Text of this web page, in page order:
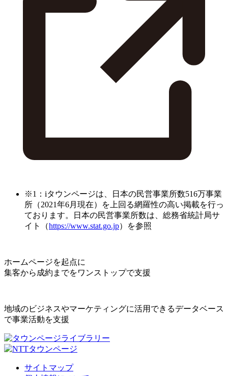
※1：iタウンページは、日本の民営事業所数516万事業
所（2021年6月現在）を上回る網羅性の高い掲載を行っ
ております。日本の民営事業所数は、総務省統計局サ
イト（https://www.stat.go.jp）を参照
ホームページを起点に
集客から成約までをワンストップで支援
地域のビジネスやマーケティングに活用できるデータベース
で事業活動を支援
サイトマップ